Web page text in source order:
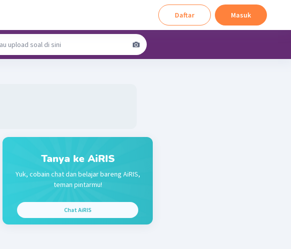
Daftar Masuk
Tanya ke AiRIS
Yuk, cobain chat dan belajar bareng AiRIS,
teman pintarmu!
Chat AiRIS